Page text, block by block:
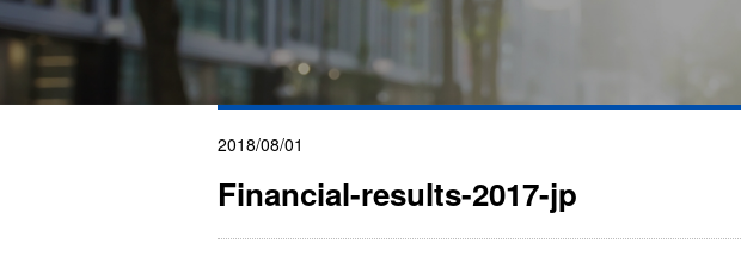
2018/08/01
Financial-results-2017-jp